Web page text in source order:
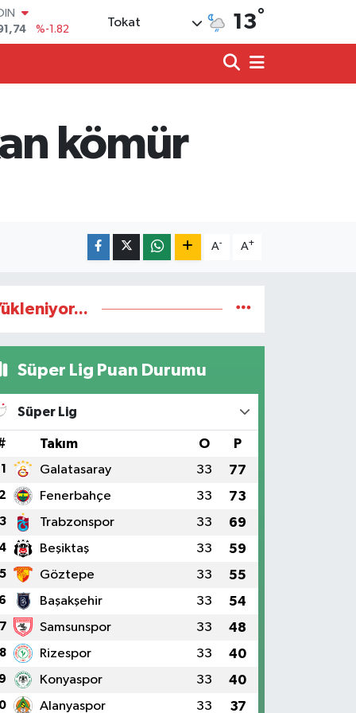
%0.02
%0.19
Tokat 13°
kömür
A- A+
Süper Lig Puan Durumu
Süper Lig
Takım O P
1 Galatasaray 33 77
Fenerbahçe 33 73
3 Trabzonspor 33 69
Beşiktaş 33 59
5 Göztepe 33 55
Başakşehir 33 54
7 Samsunspor 33 48
8 Rizespor 33 40
Konyaspor 33 40
Alanyaspor 33 37